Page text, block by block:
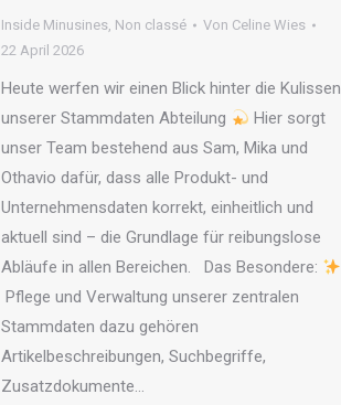
Inside Minusines, Non classé Von Celine Wies
22 April 2026
Heute werfen wir einen Blick hinter die Kulissen
unserer Stammdaten Abteilung
Hier sorgt
unser Team bestehend aus Sam, Mika und
Othavio dafür, dass alle Produkt- und
Unternehmensdaten korrekt, einheitlich und
aktuell sind – die Grundlage für reibungslose
Abläufe in allen Bereichen. Das Besondere:
Pflege und Verwaltung unserer zentralen
Stammdaten dazu gehören
Artikelbeschreibungen, Suchbegriffe,
Zusatzdokumente…